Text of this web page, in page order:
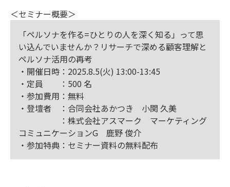
＜セミナー概要＞
「ペルソナを作る=ひとりの人を深く知る」って思
い込んでいませんか？リサーチで深める顧客理解と
ペルソナ活用の再考
・開催日時：2025.8.5(火) 13:00-13:45
・定員 ：500 名
・参加費用：無料
・登壇者 ：合同会社あかつき 小関 久美
：株式会社アスマーク マーケティング
コミュニケーションG 鹿野 俊介
・参加特典：セミナー資料の無料配布